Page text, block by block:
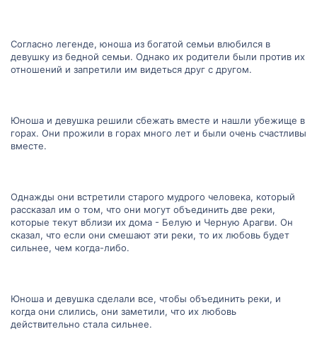
Согласно легенде, юноша из богатой семьи влюбился в
девушку из бедной семьи. Однако их родители были против их
отношений и запретили им видеться друг с другом.
Юноша и девушка решили сбежать вместе и нашли убежище в
горах. Они прожили в горах много лет и были очень счастливы
вместе.
Однажды они встретили старого мудрого человека, который
рассказал им о том, что они могут объединить две реки,
которые текут вблизи их дома - Белую и Черную Арагви. Он
сказал, что если они смешают эти реки, то их любовь будет
сильнее, чем когда-либо.
Юноша и девушка сделали все, чтобы объединить реки, и
когда они слились, они заметили, что их любовь
действительно стала сильнее.